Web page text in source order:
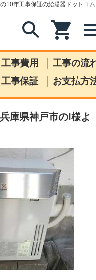
10年工事保証の給湯器ドットコム
search shopping_cart
工事費用 | 工事の流
工事保証 | お支払方
庫県神戸市のI様よ